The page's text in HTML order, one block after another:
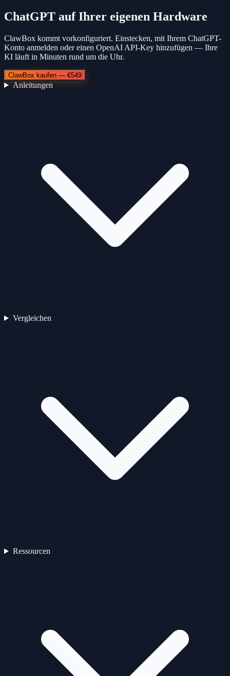
ChatGPT auf Ihrer eigenen Hardware
ClawBox kommt vorkonfiguriert. Einstecken, mit Ihrem ChatGPT-
Konto anmelden oder einen OpenAI API-Key hinzufügen — Ihre
KI läuft in Minuten rund um die Uhr.
ClawBox kaufen — €549
Anleitungen
Vergleichen
Ressourcen